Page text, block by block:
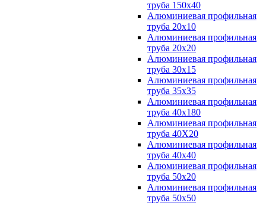
труба 150х40
Алюминиевая профильная
труба 20х10
Алюминиевая профильная
труба 20х20
Алюминиевая профильная
труба 30х15
Алюминиевая профильная
труба 35х35
Алюминиевая профильная
труба 40х180
Алюминиевая профильная
труба 40Х20
Алюминиевая профильная
труба 40х40
Алюминиевая профильная
труба 50х20
Алюминиевая профильная
труба 50х50